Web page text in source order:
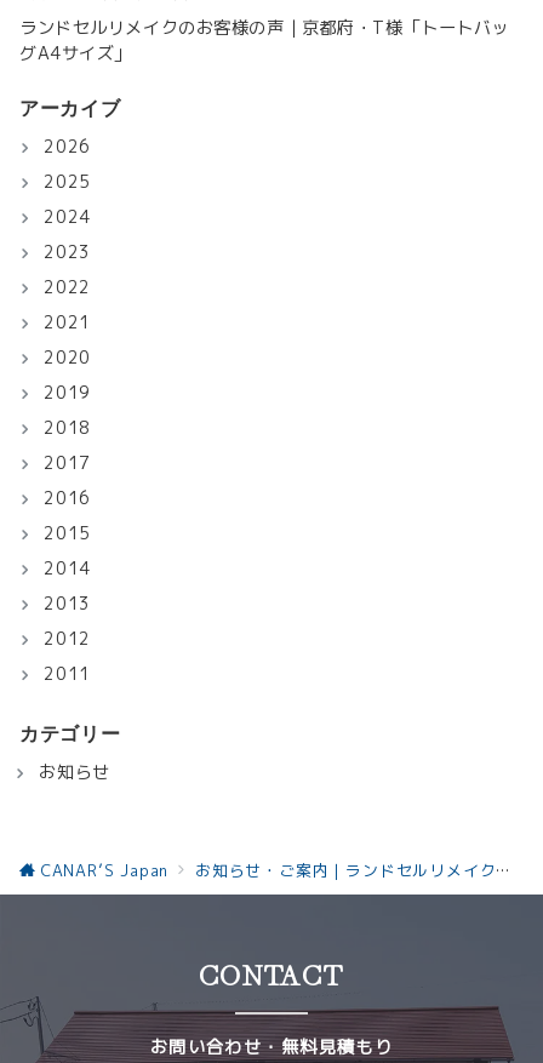
ランドセルリメイクのお客様の声｜京都府・T様「トートバッ
グA4サイズ」
アーカイブ
2026
2025
2024
2023
2022
2021
2020
2019
2018
2017
2016
2015
2014
2013
2012
2011
カテゴリー
お知らせ
CANAR’S Japan お知らせ・ご案内｜ランドセルリメイクと革製品の最新情報お知らせ
CONTACT
お問い合わせ・無料見積もり